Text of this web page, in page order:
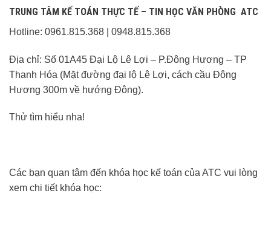
TRUNG TÂM KẾ TOÁN THỰC TẾ – TIN HỌC VĂN PHÒNG ATC
Hotline: 0961.815.368 | 0948.815.368
Địa chỉ: Số 01A45 Đại Lộ Lê Lợi – P.Đông Hương – TP
Thanh Hóa (Mặt đường đại lộ Lê Lợi, cách cầu Đông
Hương 300m về hướng Đông).
Thử tìm hiểu nha!
Các bạn quan tâm đến khóa học kế toán của ATC vui lòng
xem chi tiết khóa học: